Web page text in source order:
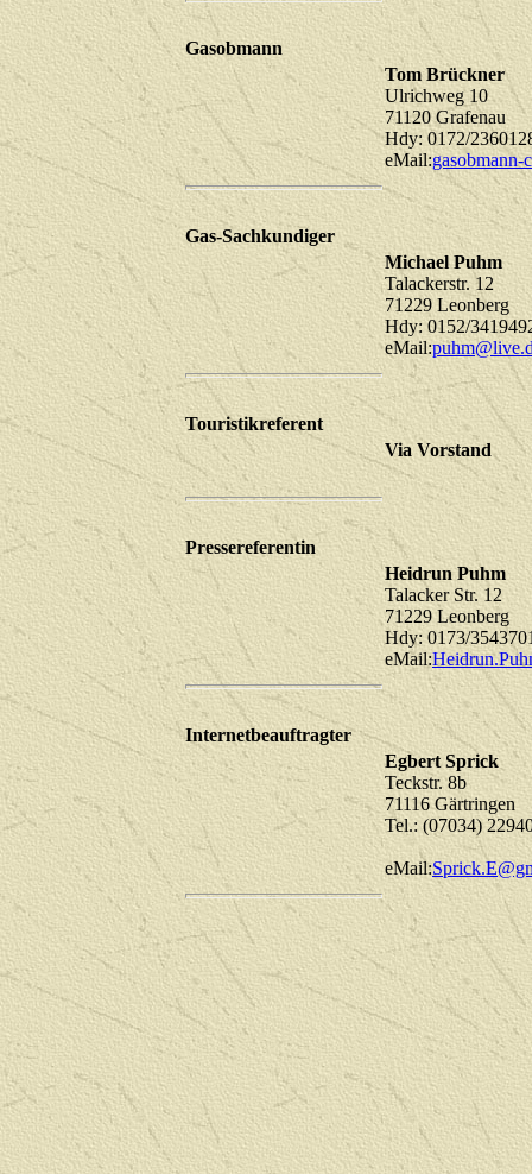
Gasobmann
Tom Brückner
Ulrichweg 10
71120 Grafenau
Hdy: 0172/
eMail:gasobmann-
Gas-Sachkundiger
Michael Puhm
Talackerstr. 12
71229 Leonberg
Hdy: 0152/
eMail:
Touristikreferent
Via Vorstand
Pressereferentin
Heidrun Puhm
Talacker Str. 12
71229 Leonberg
Hdy: 0173/
eMail:
Internetbeauftragter
Egbert Sprick
Teckstr. 8b
71116 Gärtringen
Tel.: (07034)
eMail: